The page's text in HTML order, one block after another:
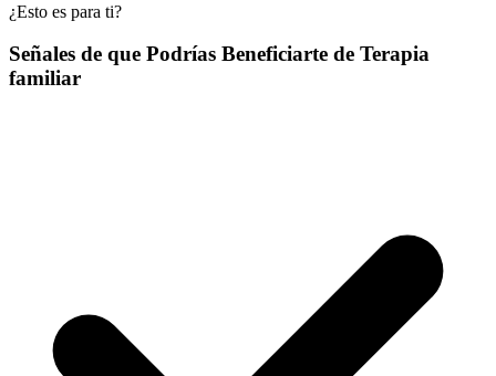
¿Esto es para ti?
Señales de que Podrías Beneficiarte de Terapia
familiar